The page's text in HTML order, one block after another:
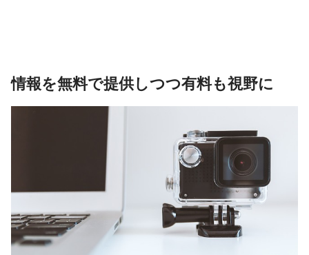
情報を無料で提供しつつ有料も視野に